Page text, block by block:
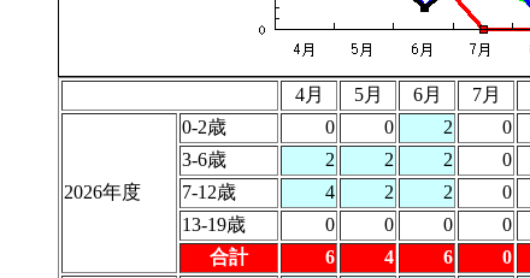
4月 5月 6月 7月
2026年度
0-2歳 0 0 2 0
3-6歳
2 2 2 0
7-12歳
4 2 2 0
13-19歳
0 0 0 0
合計
6 4 6 0